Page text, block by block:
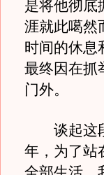
是将他彻底
涯就此噶然
时间的休息
最终因在抓
门外。
谈起这段
年，为了站